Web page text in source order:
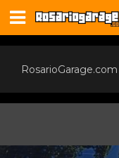
RosarioGarage.com